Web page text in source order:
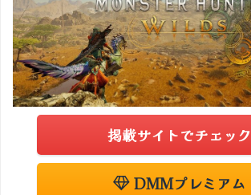
掲載サイトでチェック
DMMプレミアム